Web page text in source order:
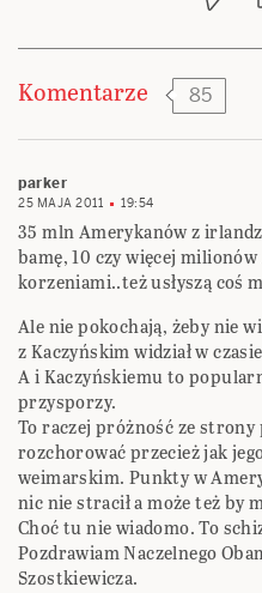
Komentarze 85
parker
25 MAJA 2011 19:54
35 mln Amerykanów z
bamę, 10 czy więcej
korzeniami..też usłyszą coś
Ale nie pokochają, żeby nie
z Kaczyńskim widział w
A i Kaczyńskiemu to
przysporzy.
To raczej próżność ze strony
rozchorować przecież jak
weimarskim. Punkty w
nic nie stracił a może też by
Choć tu nie wiadomo. To
Pozdrawiam Naczelnego
Szostkiewicza.